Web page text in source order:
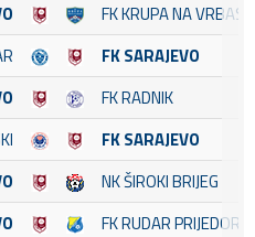
FK KRUPA NA VRBASU
FK SARAJEVO
FK RADNIK
FK SARAJEVO
NK ŠIROKI BRIJEG
FK RUDAR PRIJEDOR